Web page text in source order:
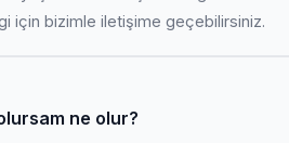
için bizimle iletişime geçebilirsiniz.
ne olur?